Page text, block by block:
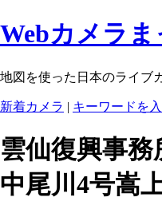
Webカメラ
地図を使った日本のライブ
新着カメラ | キーワードを
雲仙復興事務
中尾川4号嵩